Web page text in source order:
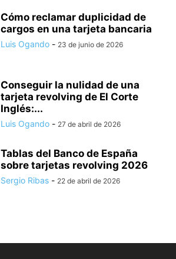
Cómo reclamar duplicidad de
cargos en una tarjeta bancaria
Luis Ogando - 23 de junio de 2026
Conseguir la nulidad de una
tarjeta revolving de El Corte
Inglés:...
Luis Ogando - 27 de abril de 2026
Tablas del Banco de España
sobre tarjetas revolving 2026
Sergio Ribas - 22 de abril de 2026